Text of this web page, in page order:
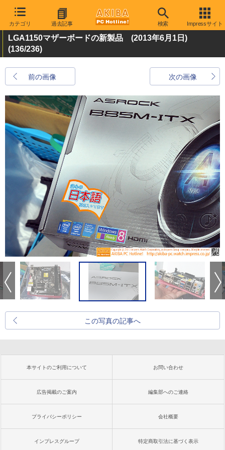
カテゴリ 過去記事 検索 Impressサイト
LGA1150マザーボードの新製品 (2013年6月1日)
(136/236)
前の画像 次の画像
この写真の記事へ
本サイトのご利用について お問い合わせ
広告掲載のご案内 編集部へのご連絡
プライバシーポリシー 会社概要
インプレスグループ 特定商取引法に基づく表示